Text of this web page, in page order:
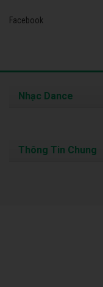
Facebook
Nhạc Dance
Thông Tin Chung